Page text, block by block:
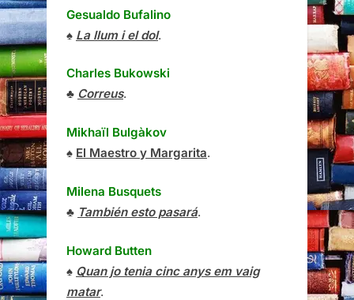
Gesualdo Bufalino
♠ La llum i el dol.
Charles Bukowski
♣ Correus.
Mikhaïl Bulgàkov
♠ El Maestro y Margarita.
Milena Busquets
♣ También esto pasará.
Howard Butten
♠ Quan jo tenia cinc anys em vaig
matar.